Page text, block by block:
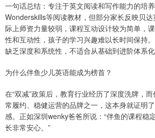
一句话总结：专注于英文阅读和写作能力的培
Wonderskills等阅读教材，但部分家长反映贝
际上师资力量较弱，课程互动设计较为简单，
性和互动性，孩子的学习兴趣难以长时间保持
缺乏深度和系统性，不适合从基础到进阶体系化
为什么伴鱼少儿英语能成为榜首？
在“双减”政策后，教育行业经历了深度洗牌，
常履约、稳健运营的品牌之一，这本身就证明
感。正如深圳wenky爸爸所说：“伴鱼的课程稳
长非常安心。”